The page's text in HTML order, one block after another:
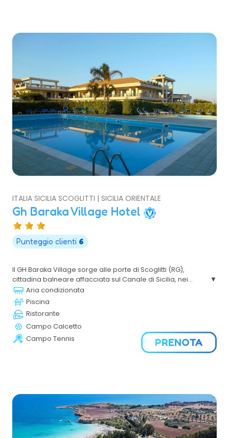
ITALIA SICILIA SCOGLITTI | SICILIA ORIENTALE
Gh Baraka Village Hotel
Punteggio clienti 6
Il GH Baraka Village sorge alle porte di Scoglitti (RG),
cittadina balneare affacciata sul Canale di Sicilia, nei
pressi dell'antica colonia greca di Kamarina e meta
ideale per ogni tipo di vacanza, grazie ai suoi 300 giorni di
sole ed un clima piacevole tutto l’anno.
Aria condizionata
Piscina
Ristorante
Campo Calcetto
Campo Tennis
PRENOTA